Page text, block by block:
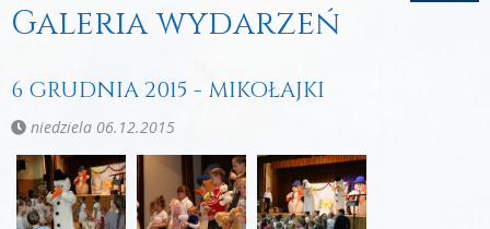
Galeria wydarzeń
6 GRUDNIA 2015 - MIKOŁAJKI
niedziela 06.12.2015